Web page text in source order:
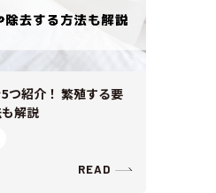
つ紹介！ 繁殖する要
解説
READ